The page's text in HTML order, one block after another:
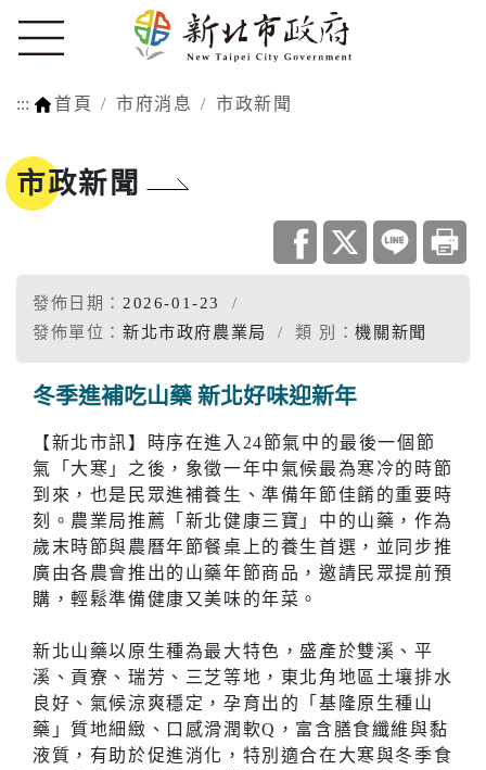
::: 首頁 市府消息 市政新聞
市政新聞
發佈日期： 2026-01-23
發佈單位： 新北市政府農業局 類 別：機關新聞
冬季進補吃山藥 新北好味迎新年
【新北市訊】時序在進入24節氣中的最後一個節
氣「大寒」之後，象徵一年中氣候最為寒冷的時節
到來，也是民眾進補養生、準備年節佳餚的重要時
刻。農業局推薦「新北健康三寶」中的山藥，作為
歲末時節與農曆年節餐桌上的養生首選，並同步推
廣由各農會推出的山藥年節商品，邀請民眾提前預
購，輕鬆準備健康又美味的年菜。
新北山藥以原生種為最大特色，盛產於雙溪、平
溪、貢寮、瑞芳、三芝等地，東北角地區土壤排水
良好、氣候涼爽穩定，孕育出的「基隆原生種山
藥」質地細緻、口感滑潤軟Q，富含膳食纖維與黏
液質，有助於促進消化，特別適合在大寒與冬季食